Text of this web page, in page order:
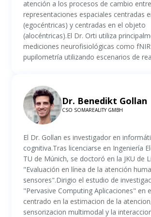
atención a los procesos de cambio entre
representaciones espaciales centradas
(egocéntricas) y centradas en el objeto
(alocéntricas).El Dr. Orti utiliza
mediciones neurofisiológicas como
pupilometría utilizando escenarios de
Dr. Benedikt Gollan
CSO SOMAREALITY GMBH
El Dr. Gollan es investigador en
cognitiva.Tras licenciarse en Ingeniería
TU de Múnich, se doctoró en la JKU de
"Evaluación en línea de la atención
sensores".Dirigio el estudio de
"Pervasive Computing Aplicaciones" en
centrado en la estimacion de la
sensorizacion multimodal y la